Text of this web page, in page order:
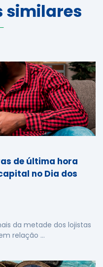
similares
de última hora
no Dia dos
da metade dos lojistas
relação …